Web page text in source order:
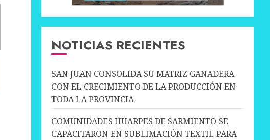
NOTICIAS RECIENTES
SAN JUAN CONSOLIDA SU MATRIZ GANADERA
CON EL CRECIMIENTO DE LA PRODUCCIÓN EN
TODA LA PROVINCIA
COMUNIDADES HUARPES DE SARMIENTO SE
CAPACITARON EN SUBLIMACIÓN TEXTIL PARA